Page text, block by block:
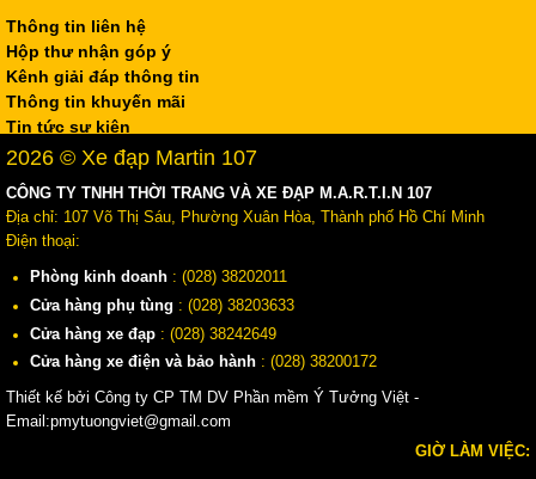
Thông tin liên hệ
Hộp thư nhận góp ý
Kênh giải đáp thông tin
Thông tin khuyến mãi
Tin tức sự kiện
2026 © Xe đạp Martin 107
CÔNG TY TNHH THỜI TRANG VÀ XE ĐẠP M.A.R.T.I.N 107
Địa chỉ: 107 Võ Thị Sáu, Phường Xuân Hòa, Thành phố Hồ Chí Minh
Điện thoại:
Phòng kinh doanh : (028) 38202011
Cửa hàng phụ tùng : (028) 38203633
Cửa hàng xe đạp : (028) 38242649
Cửa hàng xe điện và bảo hành : (028) 38200172
Thiết kế bởi Công ty CP TM DV Phần mềm Ý Tưởng Việt -
Email:pmytuongviet@gmail.com
GIỜ LÀM VIỆC: